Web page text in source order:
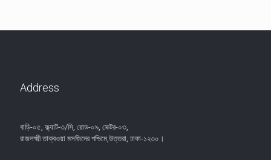
Address
বাড়ি-০৫, ফ্ল্যাট-৩/সি, রোড-০৯, সেক্টর-০৩,
রাজলক্ষ্মী তাক্বওয়া মসজিদের পশ্চিমে,উত্তরা, ঢাকা-১২৩০।